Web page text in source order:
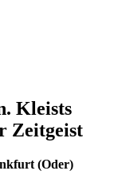
Kleists
Zeitgeist
(Oder)